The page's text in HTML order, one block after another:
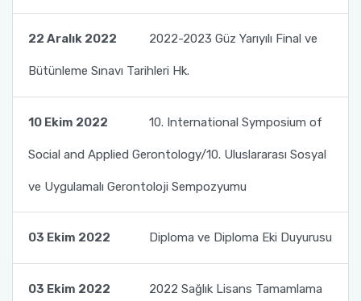
22 Aralık 2022 2022-2023 Güz Yarıyılı Final ve
Bütünleme Sınavı Tarihleri Hk.
10 Ekim 2022 10. International Symposium of
Social and Applied Gerontology/10. Uluslararası Sosyal
ve Uygulamalı Gerontoloji Sempozyumu
03 Ekim 2022 Diploma ve Diploma Eki Duyurusu
03 Ekim 2022 2022 Sağlık Lisans Tamamlama